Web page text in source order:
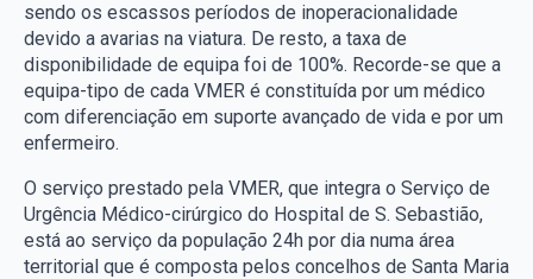
sendo os escassos períodos de inoperacionalidade
devido a avarias na viatura. De resto, a taxa de
disponibilidade de equipa foi de 100%. Recorde-se que a
equipa-tipo de cada VMER é constituída por um médico
com diferenciação em suporte avançado de vida e por um
enfermeiro.
O serviço prestado pela VMER, que integra o Serviço de
Urgência Médico-cirúrgico do Hospital de S. Sebastião,
está ao serviço da população 24h por dia numa área
territorial que é composta pelos concelhos de Santa Maria